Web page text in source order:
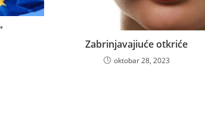
Zabrinjavajiuće otkriće
oktobar 28, 2023